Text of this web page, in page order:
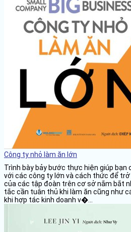
Công ty nhỏ làm ăn lớn
Trình bày bảy bước thực hiện giúp
với các công ty lớn và cách thức để
của các tập đoàn trên cơ sở nắm bắt
tắc cần tuân thủ khi làm ăn cũng như
khi hợp tác kinh doanh v�...